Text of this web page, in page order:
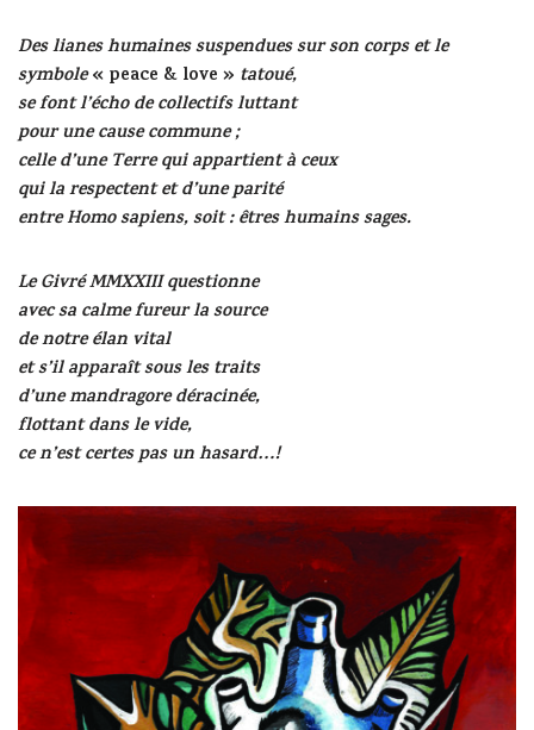
Des lianes humaines suspendues sur son corps et le
symbole« peace & love » tatoué,
se font l’écho de collectifs luttant
pour une cause commune ;
celle d’une Terre qui appartient à ceux
qui la respectent et d’une parité
entre Homo sapiens, soit : êtres humains sages.
Le Givré MMXXIII questionne
avec sa calme fureur la source
de notre élan vital
et s’il apparaît sous les traits
d’une mandragore déracinée,
flottant dans le vide,
ce n’est certes pas un hasard…!